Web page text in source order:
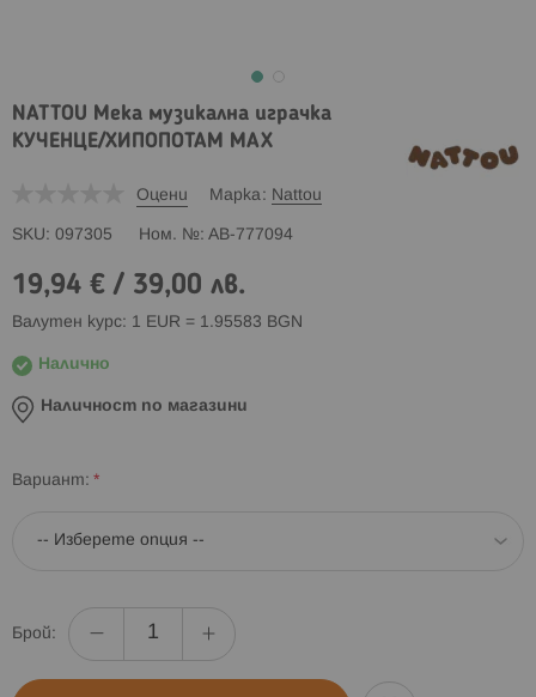
NATTOU Мека музикална играчка
КУЧЕНЦЕ/ХИПОПОТАМ MAX
Оцени Марка Nattou
SKU 097305 Ном. № AB-777094
19,94 € / 39,00 лв.
Валутен курс: 1 EUR = 1.95583 BGN
Налично
Наличност по магазини
Вариант
Брой: